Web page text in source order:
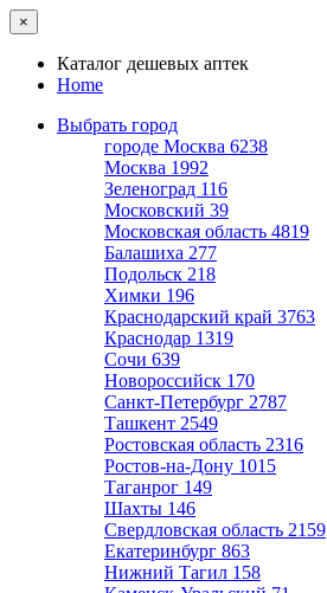
×
Каталог дешевых аптек
Home
Выбрать город
городе Москва 6238
Москва 1992
Зеленоград 116
Московский 39
Московская область 4819
Балашиха 277
Подольск 218
Химки 196
Краснодарский край 3763
Краснодар 1319
Сочи 639
Новороссийск 170
Санкт-Петербург 2787
Ташкент 2549
Ростовская область 2316
Ростов-на-Дону 1015
Таганрог 149
Шахты 146
Свердловская область 2159
Екатеринбург 863
Нижний Тагил 158